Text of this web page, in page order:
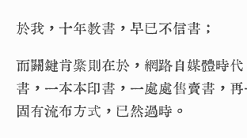
於我，十年教書，早已不信書；
而關鍵肯綮則在於，網路自媒體時
書，一本本印書，一處處售賣書，
固有流布方式，已然過時。